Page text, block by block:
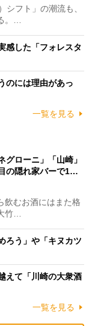
フト」の潮流も、
。…
感した「フォレスタ
のには理由があっ
一覧を見る
グローニ」「山崎」
の隠れ家バーで1…
むお酒にはまた格
竹…
ろう」や「キヌカツ
えて「川崎の大衆酒
一覧を見る